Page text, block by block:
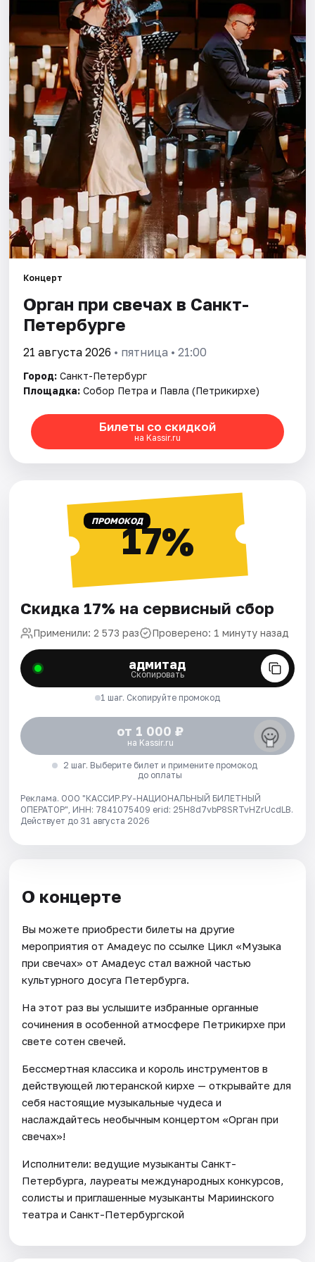
Города
Площадки
Артисты
Рейтинги
Концерт
Орган при свечах в Санкт-
Петербурге
21 августа 2026 • пятница • 21:00
Город: Санкт-Петербург
Площадка: Собор Петра и Павла (Петрикирхе)
Билеты со скидкой
на Kassir.ru
ПРОМОКОД17%
Скидка 17% на сервисный сбор
Применили: 2 573 раз Проверено: 1 минуту назад
адмитад
Скопировать
1 шаг. Скопируйте промокод
от 1 000 ₽
на Kassir.ru
2 шаг. Выберите билет и примените промокод
до оплаты
Реклама. ООО "КАССИР.РУ-НАЦИОНАЛЬНЫЙ БИЛЕТНЫЙ
ОПЕРАТОР", ИНН: 7841075409 erid: 25H8d7vbP8SRTvHZrUcdLB.
Действует до 31 августа 2026
О концерте
Вы можете приобрести билеты на другие
мероприятия от Амадеус по ссылке Цикл «Музыка
при свечах» от Амадеус стал важной частью
культурного досуга Петербурга.
На этот раз вы услышите избранные органные
сочинения в особенной атмосфере Петрикирхе при
свете сотен свечей.
Бессмертная классика и король инструментов в
действующей лютеранской кирхе — открывайте для
себя настоящие музыкальные чудеса и
наслаждайтесь необычным концертом «Орган при
свечах»!
Исполнители: ведущие музыканты Санкт-
Петербурга, лауреаты международных конкурсов,
солисты и приглашенные музыканты Мариинского
театра и Санкт-Петербургской